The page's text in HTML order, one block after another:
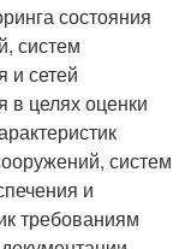
состояния
систем
и сетей
в целях оценки
систем
и
требованиям